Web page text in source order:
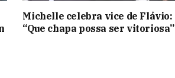
Michelle celebra vice de Flávio:
“Que chapa possa ser vitoriosa”